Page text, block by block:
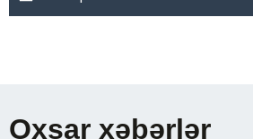
Oxşar xəbərlər